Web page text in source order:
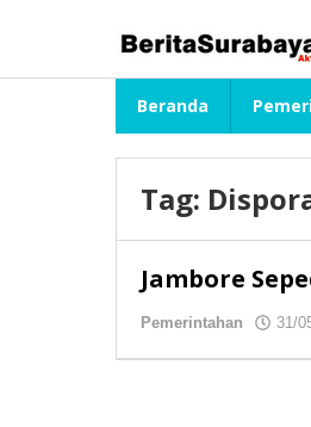
Beranda
Tag:
Jambore
Pemerintahan 31/